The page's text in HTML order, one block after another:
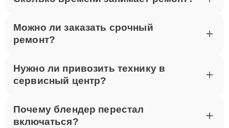
Можно ли заказать срочный
ремонт?
Нужно ли привозить технику в
сервисный центр?
Почему блендер перестал
включаться?